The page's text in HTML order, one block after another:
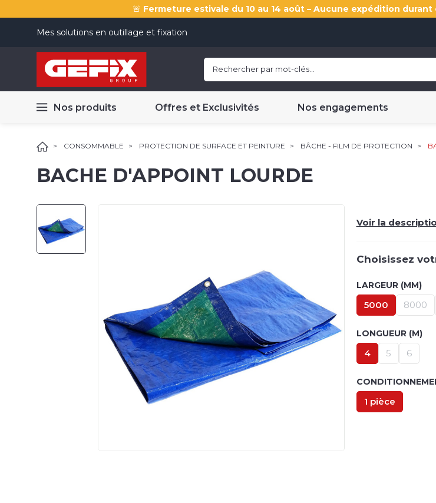
🚨 Fermeture estivale du 10 au 14 août – Aucune expédition
Mes solutions en outillage et fixation
Nos produits Offres et Exclusivités Nos engagements
CONSOMMABLE PROTECTION DE SURFACE ET PEINTURE BÂCHE - FILM DE PROTECTION
BACHE D'APPOINT LOURDE
Voir la
Choisissez
LARGEUR (MM)
5000 8000
LONGUEUR (M)
4 5 6
1 pièce